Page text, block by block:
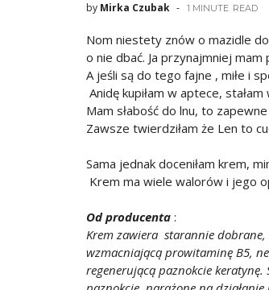
by Mirka Czubak 1 MINUTE READ
Nom niestety znów o mazidle
o nie dbać. Ja przynajmniej
A jeśli są do tego fajne , miłe i
Anidę kupiłam w aptece,
Mam słabość do lnu, to
Zawsze twierdziłam że Len to
Sama jednak doceniłam krem,
Krem ma wiele walorów i jego
Od producenta :
Krem zawiera starannie dobrane,
wzmacniającą prowitaminę B5,
regenerującą paznokcie